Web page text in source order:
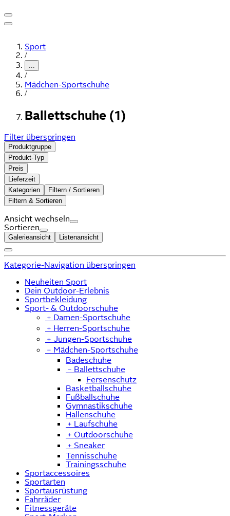
Sport
/
...
/
Mädchen-Sportschuhe
/
Ballettschuhe (1)
Filter überspringen
Produktgruppe
Produkt-Typ
Preis
Lieferzeit
Kategorien
Filtern / Sortieren
Filtern & Sortieren
Ansicht wechseln
Sortieren
Galerieansicht Listenansicht
Kategorie-Navigation überspringen
Neuheiten Sport
Dein Outdoor-Erlebnis
Sportbekleidung
Sport- & Outdoorschuhe
﹢ Damen-Sportschuhe
﹢ Herren-Sportschuhe
﹢ Jungen-Sportschuhe
﹣ Mädchen-Sportschuhe
Badeschuhe
﹣ Ballettschuhe
Fersenschutz
Basketballschuhe
Fußballschuhe
Gymnastikschuhe
Hallenschuhe
﹢ Laufschuhe
﹢ Outdoorschuhe
﹢ Sneaker
Tennisschuhe
Trainingsschuhe
Sportaccessoires
Sportarten
Sportausrüstung
Fahrräder
Fitnessgeräte